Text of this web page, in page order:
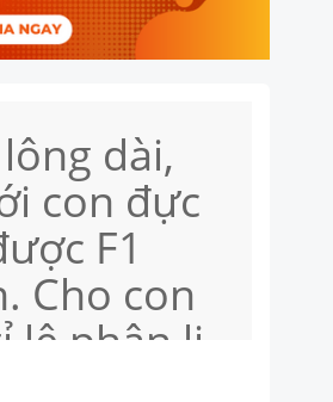
dài,
con đực
F1
Cho con
lệ phân li